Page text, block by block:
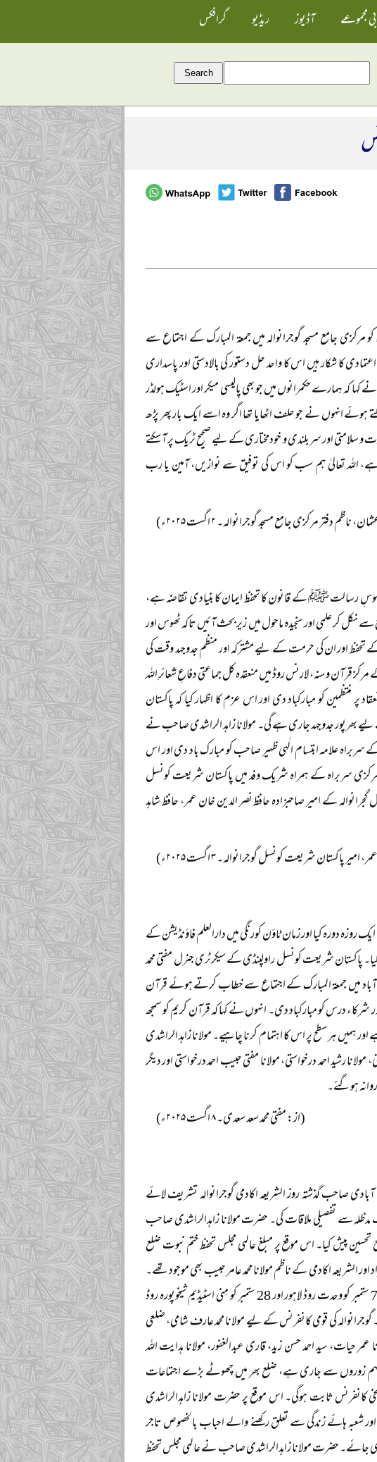
مجموعے آڈیوز ریڈیو گرافکس
شریعت کونسل کے امیر مولانا زاہد الراشدی نے یکم اگست ۲۰۲۵ء کو مرکزی جامع مسجد گوجرانوالہ میں جمعۃ المبارک کے اجتماع سے
کا شکار ہیں اس کا واحد حل دستور کی بالادستی اور پاسداری
کہ ہمارے حکمرانوں میں جو بھی پالیسی میکر اور اسٹیک ہولڈر
انہوں نے جو حلف اٹھایا تھا اگر وہ اسے ایک بار پھر پڑھ
سلامتی اور سربلندی و خودمختاری کے لیے صحیح ٹریک پر آ سکتے
اللہ تعالیٰ ہم سب کو اس کی توفیق سے نوازیں، آمین یا رب
ناظم دفتر مرکزی جامع مسجد گوجرانوالہ۔ ۲ اگست ۲۰۲۵ء)
رسالت ﷺ کے قانون کا تحفظ ایمان کا بنیادی تقاضہ ہے،
کر علمی اور سنجیدہ ماحول میں زیر بحث آئیں تاکہ ٹھوس اور
تحفظ اور ان کی حرمت کے لیے مشترکہ اور منظم جدوجہد وقت کی
کی ضرورت ہے۔ وہ اتوار 3 اگست کو لاہور کے مرکز قرآن و سنہ، لارنس روڈ میں منعقدہ کل جماعتی دفاعِ شعائرِ اللہ
منتظمین کو مبارکباد دی اور اس عزم کا اظہار کیا کہ پاکستان
جدوجہد جاری ہے گی۔ مولانا زاہد الراشدی صاحب نے
سربراہ علامہ ابتسام الٰہی ظہیر صاحب کو مبارک باد دی اور اس
سربراہ کے ہمراہ شریک وفد میں پاکستان شریعت کونسل
کے امیر صاحبزادہ حافظ نصر الدین خان عمر، حافظ شاہد
پاکستان شریعت کونسل گوجرانوالہ۔ ۳ اگست ۲۰۲۵ء)
دورہ کیا اور زمان ٹاؤن کورنگی میں دارالعلم فاؤنڈیشن کے
پاکستان شریعت کونسل راولپنڈی کے سیکرٹری جنرل مفتی محمد
میں جمعۃ المبارک کے اجتماع سے خطاب کرتے ہوئے قرآن
شرکاء درس کو مبارکباد دی۔ انہوں نے کہا کہ قرآن کریم کو سمجھ
ہر سطح پر اس کا اہتمام کرنا چاہیے۔ مولانا زاہد الراشدی
رشید احمد درخواستی، مولانا مفتی حبیب احمد درخواستی اور دیگر
ہوگئے۔
(از: مفتی محمد سعد سعدی۔ ۸ اگست ۲۰۲۵ء)
صاحب گذشتہ روز الشریعہ اکادمی گوجرانوالہ تشریف لائے
سے تفصیلی ملاقات کی۔ حضرت مولانا زاہدالراشدی صاحب
پیش کیا۔ اس موقع پر مبلغ عالمی مجلس تحفظ ختم نبوت ضلع
اور الشریعہ اکادمی کے ناظم مولانا محمد عامر حبیب بھی موجود تھے۔
مولانا شجاع آبادی صاحب نے فرمایا کہ عالمی مجلس تحفظ ختم نبوت کے زیر اہتمام 7 ستمبر کو وحدت روڈ لاہور اور 28 ستمبر کو مِنی اسٹیڈیم شیخوپورہ روڈ
کی قومی کانفرنس کے لیے مولانا محمد عارف شامی، ضلعی
عمر حیات، سید احمد حسن زید، قاری عبدالغفور، مولانا ہدایت اللہ
مہم زوروں سے جاری ہے، ضلع بھر میں چھوٹے بڑے اجتماعات
نبوت کانفرنس تاریخی کانفرنس ثابت ہوگی۔ اس موقع پر حضرت مولانا زاہدالراشدی
اور شعبہ ہائے زندگی سے تعلق رکھنے والے احباب بالخصوص تاجر
جائے۔ حضرت مولانا زاہدالراشدی صاحب نے عالمی مجلس تحفظ